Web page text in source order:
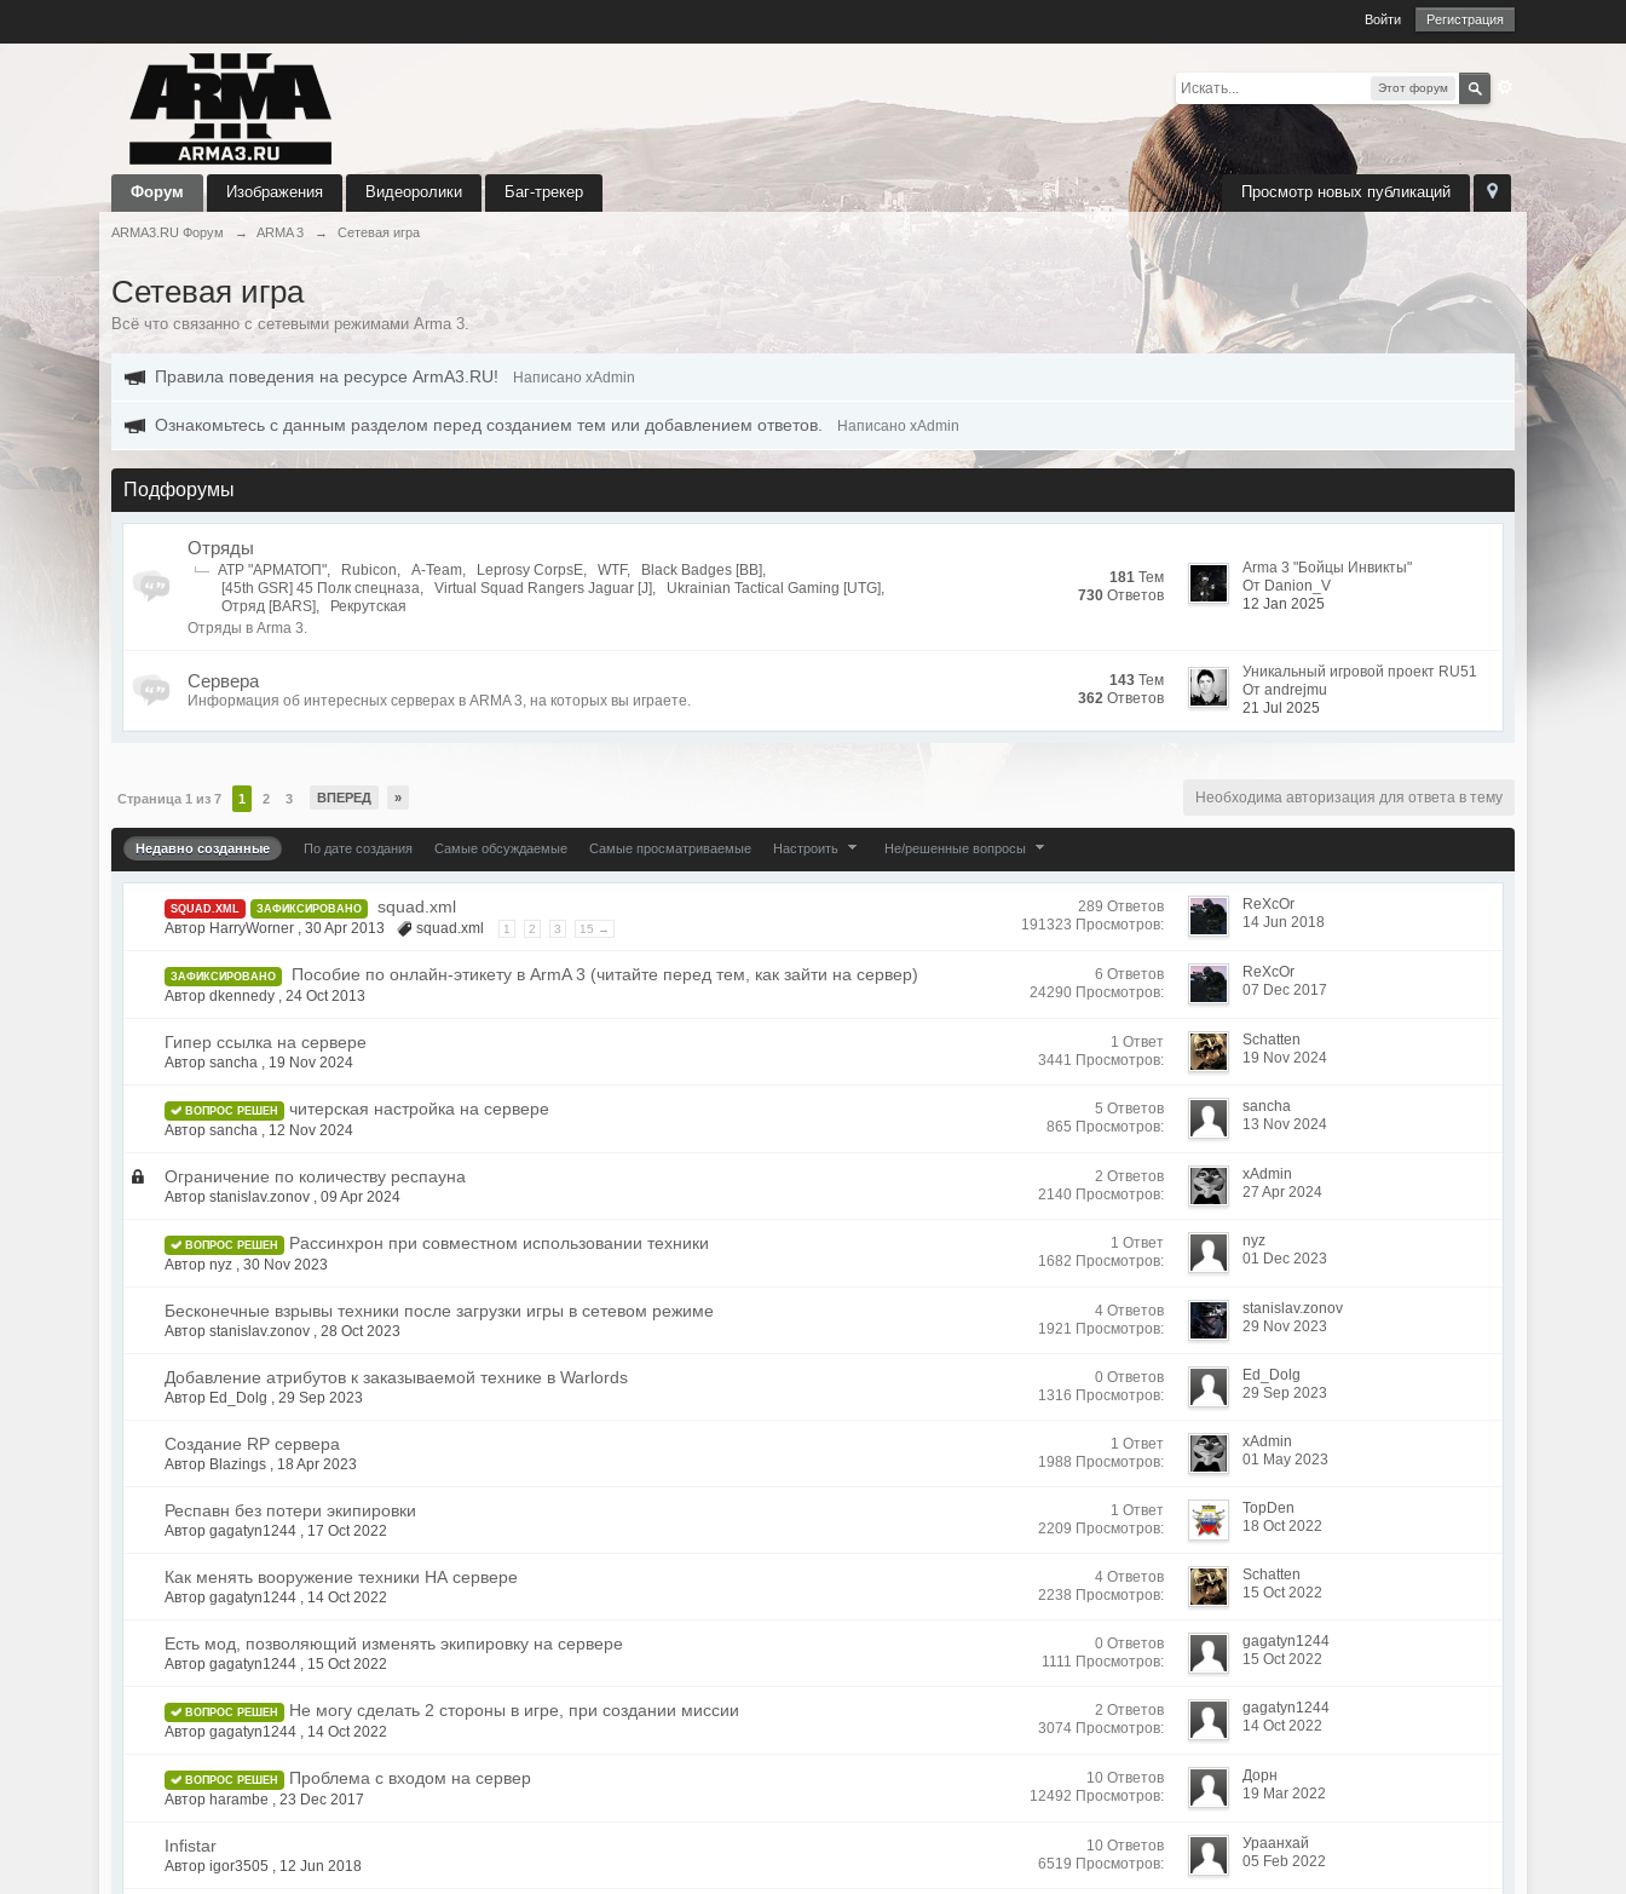
Войти Регистрация
Этот форум
Просмотр новых публикаций
Форум Изображения Видеоролики Баг-трекер
ARMA3.RU Форум → ARMA 3 → Сетевая игра
Сетевая игра
Всё что связанно с сетевыми режимами Arma 3.
Правила поведения на ресурсе ArmA3.RU! Написано xAdmin
Ознакомьтесь с данным разделом перед созданием тем или добавлением ответов. Написано xAdmin
Подфорумы
Отряды
ATP "АРМАТОП", Rubicon, A-Team, Leprosy CorpsE, WTF, Black Badges [BB],
[45th GSR] 45 Полк спецназа, Virtual Squad Rangers Jaguar [J], Ukrainian Tactical Gaming [UTG],
Отряд [BARS],
Рекрутская
Отряды в Arma 3.
181 Тем
730 Ответов
Arma 3 "Бойцы Инвикты"
От Danion_V
12 Jan 2025
Сервера
Информация об интересных серверах в ARMA 3, на которых вы играете.
143 Тем
362 Ответов
Уникальный игровой проект RU51
От andrejmu
21 Jul 2025
Страница 1 из 7 1 2 3 ВПЕРЕД » Необходима авторизация для ответа в тему
Недавно созданные По дате создания Самые обсуждаемые Самые просматриваемые Настроить Не/решенные вопросы
SQUAD.XML ЗАФИКСИРОВАНО squad.xml
Автор HarryWorner , 30 Apr 2013 squad.xml 1 2 3 15 →
289 Ответов
191323 Просмотров:
ReXcOr
14 Jun 2018
ЗАФИКСИРОВАНО Пособие по онлайн-этикету в ArmA 3 (читайте перед тем, как зайти на сервер)
Автор dkennedy , 24 Oct 2013
6 Ответов
24290 Просмотров:
ReXcOr
07 Dec 2017
Гипер ссылка на сервере
Автор sancha , 19 Nov 2024
1 Ответ
3441 Просмотров:
Schatten
19 Nov 2024
ВОПРОС РЕШЕН читерская настройка на сервере
Автор sancha , 12 Nov 2024
5 Ответов
865 Просмотров:
sancha
13 Nov 2024
Ограничение по количеству респауна
Автор stanislav.zonov , 09 Apr 2024
2 Ответов
2140 Просмотров:
xAdmin
27 Apr 2024
ВОПРОС РЕШЕН Рассинхрон при совместном использовании техники
Автор nyz , 30 Nov 2023
1 Ответ
1682 Просмотров:
nyz
01 Dec 2023
Бесконечные взрывы техники после загрузки игры в сетевом режиме
Автор stanislav.zonov , 28 Oct 2023
4 Ответов
1921 Просмотров:
stanislav.zonov
29 Nov 2023
Добавление атрибутов к заказываемой технике в Warlords
Автор Ed_Dolg , 29 Sep 2023
0 Ответов
1316 Просмотров:
Ed_Dolg
29 Sep 2023
Создание RP сервера
Автор Blazings , 18 Apr 2023
1 Ответ
1988 Просмотров:
xAdmin
01 May 2023
Респавн без потери экипировки
Автор gagatyn1244 , 17 Oct 2022
1 Ответ
2209 Просмотров:
TopDen
18 Oct 2022
Как менять вооружение техники НА сервере
Автор gagatyn1244 , 14 Oct 2022
4 Ответов
2238 Просмотров:
Schatten
15 Oct 2022
Есть мод, позволяющий изменять экипировку на сервере
Автор gagatyn1244 , 15 Oct 2022
0 Ответов
1111 Просмотров:
gagatyn1244
15 Oct 2022
ВОПРОС РЕШЕН Не могу сделать 2 стороны в игре, при создании миссии
Автор gagatyn1244 , 14 Oct 2022
2 Ответов
3074 Просмотров:
gagatyn1244
14 Oct 2022
ВОПРОС РЕШЕН Проблема с входом на сервер
Автор harambe , 23 Dec 2017
10 Ответов
12492 Просмотров:
Дорн
19 Mar 2022
Infistar
Автор igor3505 , 12 Jun 2018
10 Ответов
6519 Просмотров:
Ураанхай
05 Feb 2022